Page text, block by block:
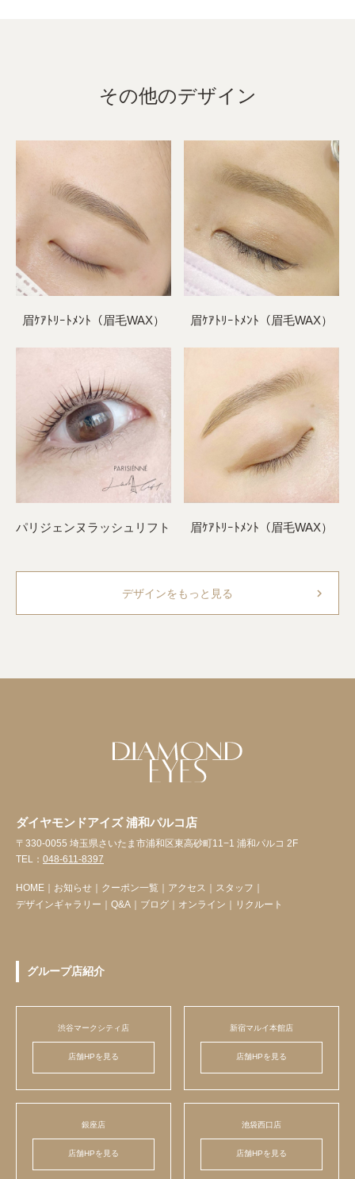
その他のデザイン
眉ｹｱﾄﾘｰﾄﾒﾝﾄ（眉毛WAX） 眉ｹｱﾄﾘｰﾄﾒﾝﾄ（眉毛WAX）
パリジェンヌラッシュリフト 眉ｹｱﾄﾘｰﾄﾒﾝﾄ（眉毛WAX）
デザインをもっと見る chevron_right
ダイヤモンドアイズ 浦和パルコ店
〒330-0055 埼玉県さいたま市浦和区東高砂町11−1 浦和パルコ 2F
TEL： 048-611-8397
HOME お知らせ クーポン一覧 アクセス スタッフ
デザインギャラリー
Q&A ブログ オンライン リクルート
グループ店紹介
渋谷マークシティ店
店舗HPを見る
新宿マルイ本館店
店舗HPを見る
銀座店
店舗HPを見る
池袋西口店
店舗HPを見る